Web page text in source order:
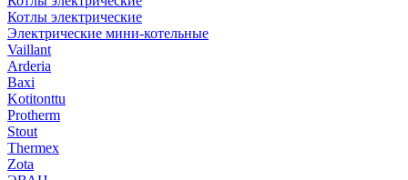
Котлы электрические
Электрические мини-котельные
Vaillant
Arderia
Baxi
Kotitonttu
Protherm
Stout
Thermex
Zota